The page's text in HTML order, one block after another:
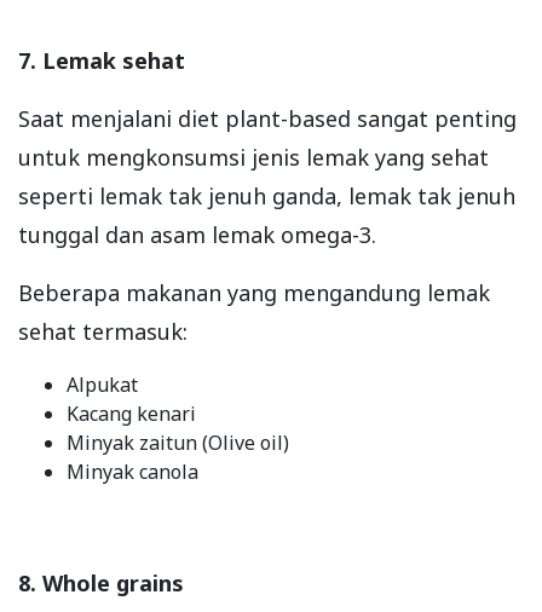
7. Lemak sehat
Saat menjalani diet plant-based sangat penting
untuk mengkonsumsi jenis lemak yang sehat
seperti lemak tak jenuh ganda, lemak tak jenuh
tunggal dan asam lemak omega-3.
Beberapa makanan yang mengandung lemak
sehat termasuk:
Alpukat
Kacang kenari
Minyak zaitun (Olive oil)
Minyak canola
8. Whole grains